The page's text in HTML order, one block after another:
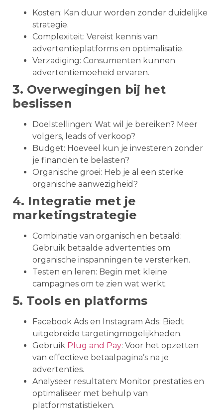
Kosten: Kan duur worden zonder duidelijke
strategie.
Complexiteit: Vereist kennis van
advertentieplatforms en optimalisatie.
Verzadiging: Consumenten kunnen
advertentiemoeheid ervaren.
3. Overwegingen bij het
beslissen
Doelstellingen: Wat wil je bereiken? Meer
volgers, leads of verkoop?
Budget: Hoeveel kun je investeren zonder
je financiën te belasten?
Organische groei: Heb je al een sterke
organische aanwezigheid?
4. Integratie met je
marketingstrategie
Combinatie van organisch en betaald:
Gebruik betaalde advertenties om
organische inspanningen te versterken.
Testen en leren: Begin met kleine
campagnes om te zien wat werkt.
5. Tools en platforms
Facebook Ads en Instagram Ads: Biedt
uitgebreide targetingmogelijkheden.
Gebruik Plug and Pay: Voor het opzetten
van effectieve betaalpagina’s na je
advertenties.
Analyseer resultaten: Monitor prestaties en
optimaliseer met behulp van
platformstatistieken.